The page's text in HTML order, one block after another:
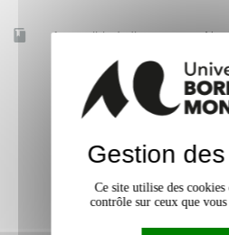
Accessible à distance Non
Gestion
Ce site utilise des cookies
contrôle sur ceux que